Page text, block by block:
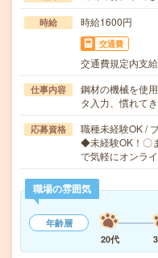
時給 時給1600円
交通費
交通費規定内支給
仕事内容
鋼材の機械を使
タ入力、慣れて
応募資格
職種未経験OK /
◆未経験OK！〇
で気軽にオンラ
職場の雰囲気
年齢層
20代